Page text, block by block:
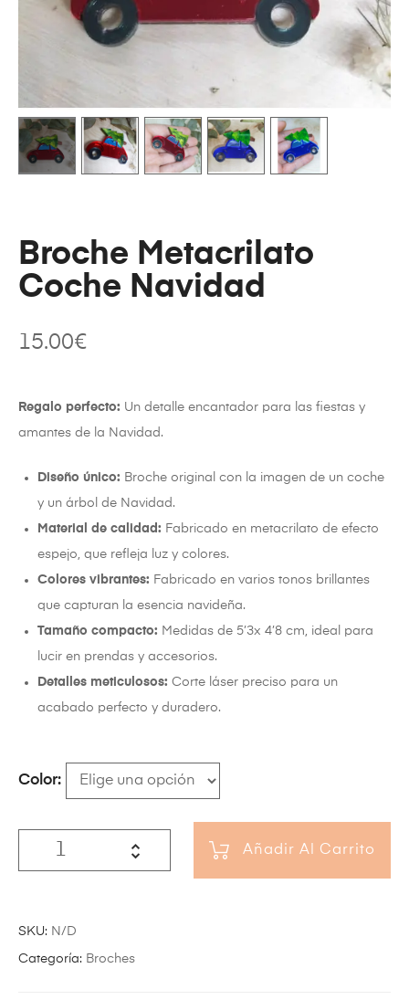
Broche Metacrilato
Coche Navidad
15.00€
Regalo perfecto: Un detalle encantador para las fiestas y
amantes de la Navidad.
Diseño único: Broche original con la imagen de un coche
y un árbol de Navidad.
Material de calidad: Fabricado en metacrilato de efecto
espejo, que refleja luz y colores.
Colores vibrantes: Fabricado en varios tonos brillantes
que capturan la esencia navideña.
Tamaño compacto: Medidas de 5’3x 4’8 cm, ideal para
lucir en prendas y accesorios.
Detalles meticulosos: Corte láser preciso para un
acabado perfecto y duradero.
Color
Añadir Al Carrito
SKU: N/D
Categoría: Broches